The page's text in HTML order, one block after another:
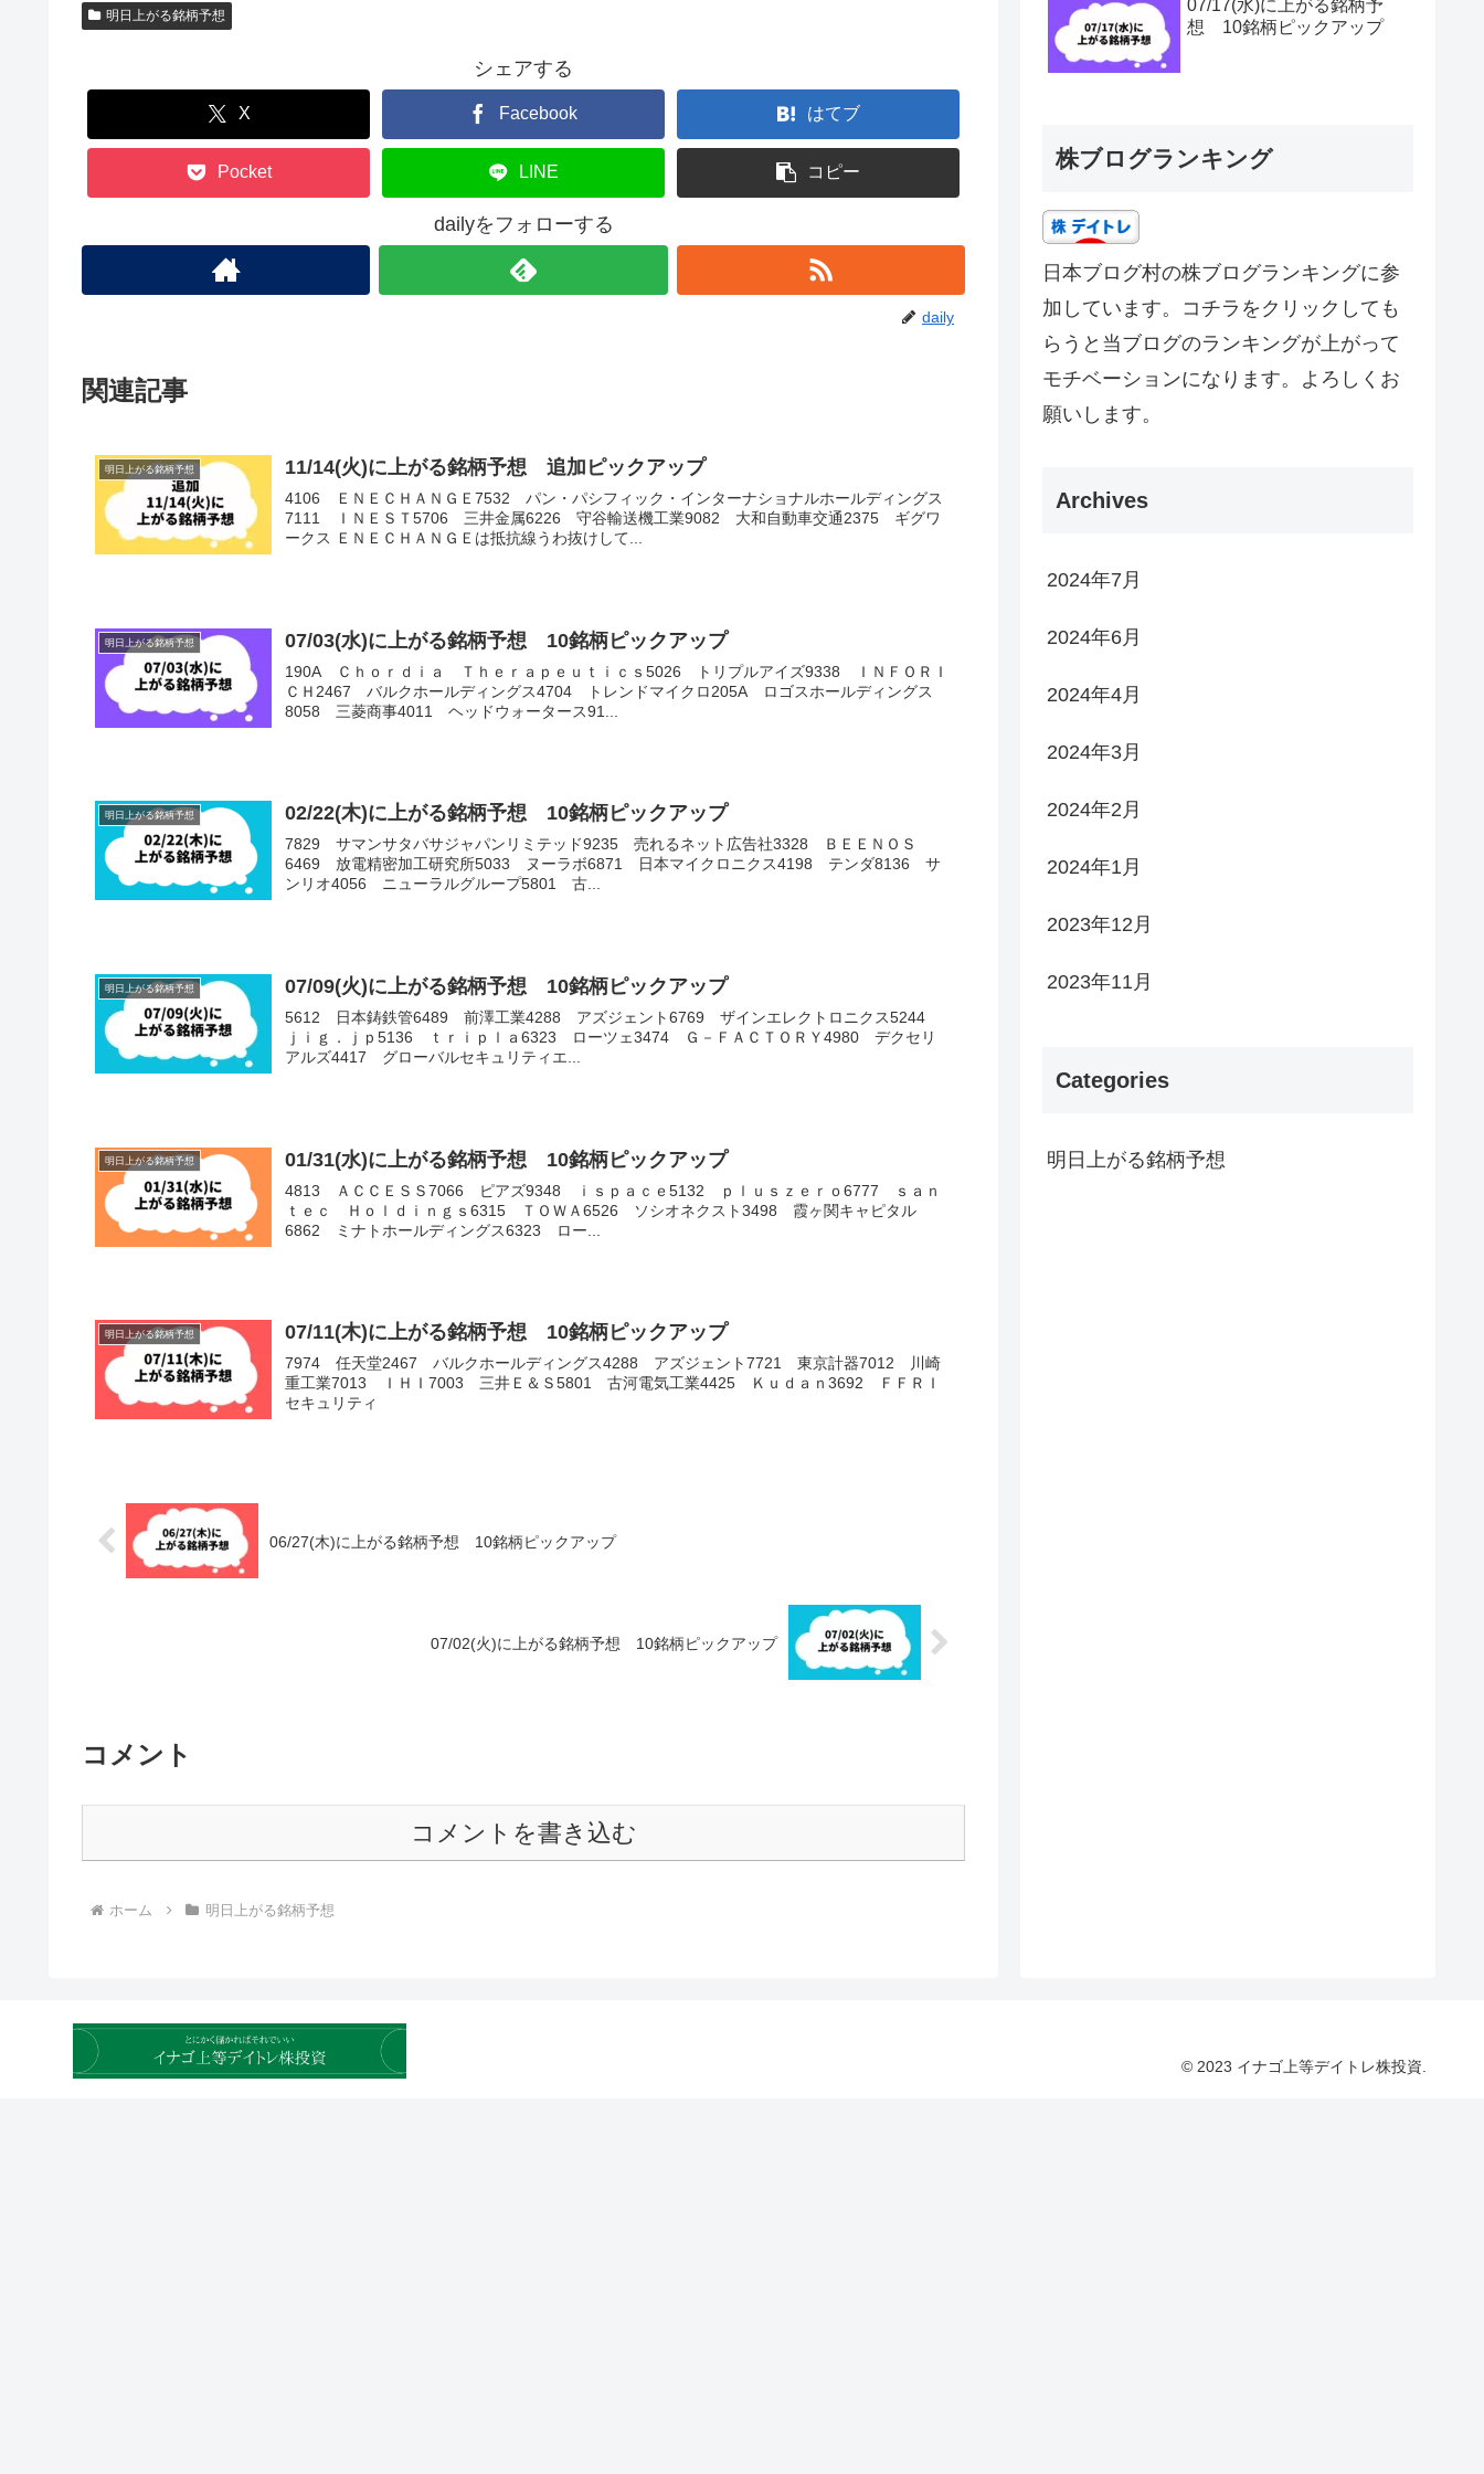
明日上がる銘柄予想
シェアする
X Facebook はてブ
Pocket LINE コピー
dailyをフォローする
daily
関連記事
明日上がる銘柄予想 11/14(火)に上がる銘柄予想 追加ピックアップ
4106 ＥＮＥＣＨＡＮＧＥ7532 パン・パシフィック・インターナショナルホールディングス
7111 ＩＮＥＳＴ5706 三井金属6226 守谷輸送機工業9082 大和自動車交通2375 ギグワ
ークス ＥＮＥＣＨＡＮＧＥは抵抗線うわ抜けして...
明日上がる銘柄予想 07/03(水)に上がる銘柄予想 10銘柄ピックアップ
190A Ｃｈｏｒｄｉａ Ｔｈｅｒａｐｅｕｔｉｃｓ5026 トリプルアイズ9338 ＩＮＦＯＲＩ
ＣＨ2467 バルクホールディングス4704 トレンドマイクロ205A ロゴスホールディングス
8058 三菱商事4011 ヘッドウォータース91...
明日上がる銘柄予想 02/22(木)に上がる銘柄予想 10銘柄ピックアップ
7829 サマンサタバサジャパンリミテッド9235 売れるネット広告社3328 ＢＥＥＮＯＳ
6469 放電精密加工研究所5033 ヌーラボ6871 日本マイクロニクス4198 テンダ8136 サ
ンリオ4056 ニューラルグループ5801 古...
明日上がる銘柄予想 07/09(火)に上がる銘柄予想 10銘柄ピックアップ
5612 日本鋳鉄管6489 前澤工業4288 アズジェント6769 ザインエレクトロニクス5244
ｊｉｇ．ｊｐ5136 ｔｒｉｐｌａ6323 ローツェ3474 Ｇ－ＦＡＣＴＯＲＹ4980 デクセリ
アルズ4417 グローバルセキュリティエ...
明日上がる銘柄予想 01/31(水)に上がる銘柄予想 10銘柄ピックアップ
4813 ＡＣＣＥＳＳ7066 ピアズ9348 ｉｓｐａｃｅ5132 ｐｌｕｓｚｅｒｏ6777 ｓａｎ
ｔｅｃ Ｈｏｌｄｉｎｇｓ6315 ＴＯＷＡ6526 ソシオネクスト3498 霞ヶ関キャピタル
6862 ミナトホールディングス6323 ロー...
明日上がる銘柄予想 07/11(木)に上がる銘柄予想 10銘柄ピックアップ
7974 任天堂2467 バルクホールディングス4288 アズジェント7721 東京計器7012 川崎
重工業7013 ＩＨＩ7003 三井Ｅ＆Ｓ5801 古河電気工業4425 Ｋｕｄａｎ3692 ＦＦＲＩ
セキュリティ
06/27(木)に上がる銘柄予想 10銘柄ピックアップ
07/02(火)に上がる銘柄予想 10銘柄ピックアップ
コメント
コメントを書き込む
ホーム 明日上がる銘柄予想
07/17(水)に上がる銘柄予
想 10銘柄ピックアップ
株ブログランキング
日本ブログ村の株ブログランキングに参
加しています。コチラをクリックしても
らうと当ブログのランキングが上がって
モチベーションになります。よろしくお
願いします。
Archives
2024年7月
2024年6月
2024年4月
2024年3月
2024年2月
2024年1月
2023年12月
2023年11月
Categories
明日上がる銘柄予想
© 2023 イナゴ上等デイトレ株投資.